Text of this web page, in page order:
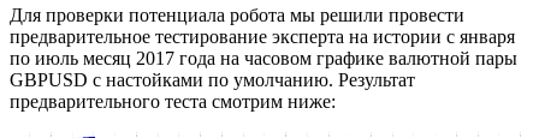
Для проверки потенциала робота мы решили провести
предварительное тестирование эксперта на истории с января
по июль месяц 2017 года на часовом графике валютной пары
GBPUSD с настойками по умолчанию. Результат
предварительного теста смотрим ниже: